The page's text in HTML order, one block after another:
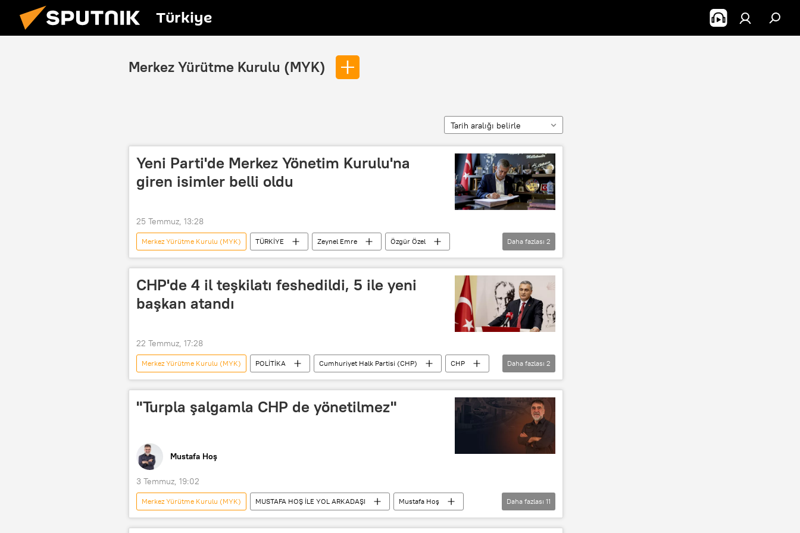
Türkiye
Merkez Yürütme Kurulu (MYK)
Tarih aralığı belirle
Yeni Parti'de Merkez Yönetim Kurulu'na
giren isimler belli oldu
25 Temmuz, 13:28
Merkez Yürütme Kurulu (MYK) TÜRKİYE Zeynel Emre
Özgür Özel
Yunus Emre
Yeni parti
Daha fazlası 2
CHP'de 4 il teşkilatı feshedildi, 5 ile yeni
başkan atandı
22 Temmuz, 17:28
Merkez Yürütme Kurulu (MYK) POLİTİKA Cumhuriyet Halk Partisi (CHP)
CHP
Siyasi
Siyasi parti
Daha fazlası 2
"Turpla şalgamla CHP de yönetilmez"
Mustafa Hoş
3 Temmuz, 19:02
Merkez Yürütme Kurulu (MYK) MUSTAFA HOŞ İLE YOL ARKADAŞI
Mustafa Hoş
Türkiye
Haberler Özgür Özel Yozgat Hakkari
İstanbul
Daha fazlası 11